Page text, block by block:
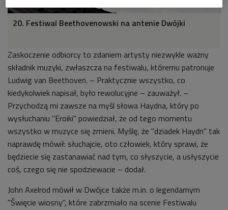
20. Festiwal Beethovenowski na antenie Dwójki
Zaskoczenie odbiorcy to zdaniem artysty niezwykle ważny
składnik muzyki, zwłaszcza na festiwalu, któremu patronuje
Ludwig van Beethoven. – Praktycznie wszystko, co
kiedykolwiek napisał, było rewolucyjne – zauważył. –
Przychodzą mi zawsze na myśl słowa Haydna, który po
wysłuchaniu "Eroiki" powiedział, że od tego momentu
wszystko w muzyce się zmieni. Myślę, że "dziadek Haydn" tak
naprawdę mówił: słuchajcie, oto człowiek, który sprawi, że
będziecie się zastanawiać nad tym, co słyszycie, a usłyszycie
coś, czego się nie spodziewacie – dodał.
John Axelrod mówił w Dwójce także m.in. o legendarnym
"Święcie wiosny", które zabrzmiało na scenie Festiwalu